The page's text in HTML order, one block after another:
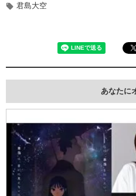
君島大空
あなたに